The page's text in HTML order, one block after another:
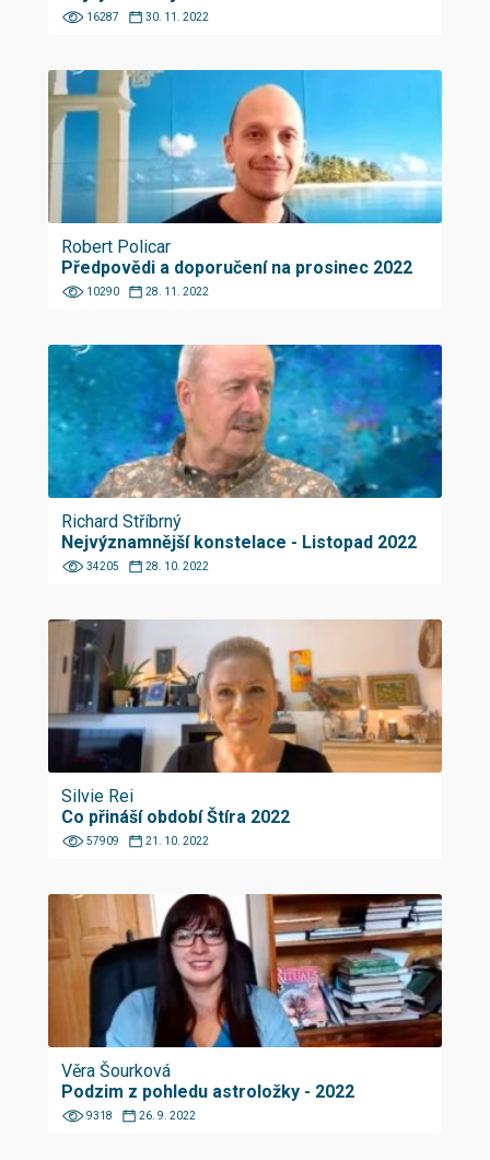
16287 30. 11. 2022
Robert Policar
Předpovědi a doporučení na prosinec 2022
10290 28. 11. 2022
Richard Stříbrný
Nejvýznamnější konstelace - Listopad 2022
34205 28. 10. 2022
Silvie Rei
Co přináší období Štíra 2022
57909 21. 10. 2022
Věra Šourková
Podzim z pohledu astroložky - 2022
9318 26. 9. 2022